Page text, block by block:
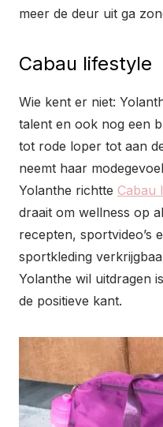
meer de deur uit ga
Cabau lifestyle
Wie kent er niet:
talent en ook nog een
tot rode loper tot aan
neemt haar
Yolanthe richtte Cabau
draait om wellness op
recepten, sportvideo’s
sportkleding
Yolanthe wil uitdragen
de positieve kant.